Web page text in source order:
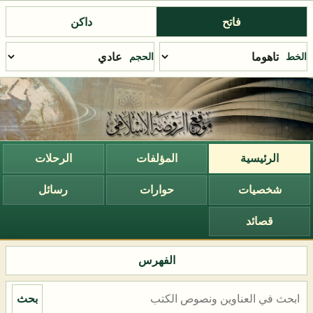
فاتح داكن
الخط الحجم
الرئيسية المؤلفات الرحلات
شخصيات حوارات رسائل
قصائد
الفهرس
بحث